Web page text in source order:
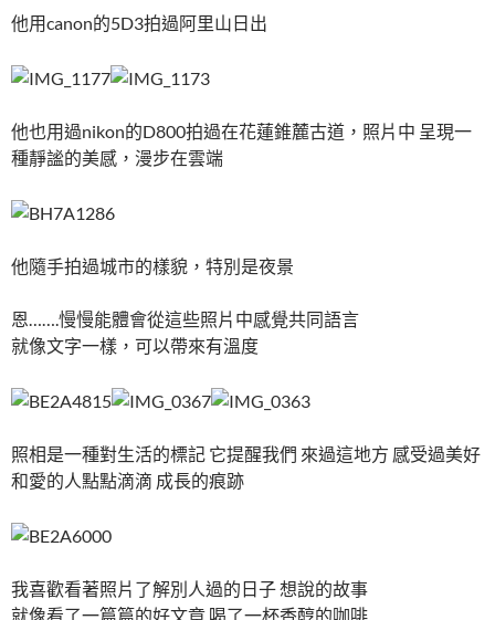
他用canon的5D3拍過阿里山日出
他也用過nikon的D800拍過在花蓮錐麓古道，照片中 呈現一
種靜謐的美感，漫步在雲端
他隨手拍過城市的樣貌，特別是夜景
恩…….慢慢能體會從這些照片中感覺共同語言
就像文字一樣，可以帶來有溫度
照相是一種對生活的標記 它提醒我們 來過這地方 感受過美好
和愛的人點點滴滴 成長的痕跡
我喜歡看著照片了解別人過的日子 想說的故事
就像看了一篇篇的好文章 喝了一杯香醇的咖啡